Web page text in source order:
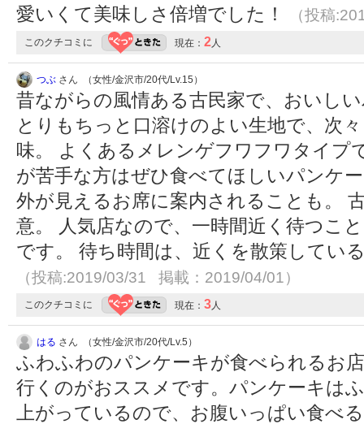
愛いくて美味しさ倍増でした！
（投稿
このクチコミに 現在： 2人
つぶ さん （女性/金沢市/20代/Lv.15）
昔ながらの風情ある古民家で、おいし
とりもちっと口溶けのよい生地で、次
味。 よくあるメレンゲフワフワタイプ
が苦手な方はぜひ食べてほしいパンケ
外が見えるお席に案内されることも。
意。 人気店なので、一時間近く待つこ
です。 待ち時間は、近くを散策してい
（投稿:2019/03/31 掲載：2019/04/01）
このクチコミに 現在： 3人
はる さん （女性/金沢市/20代/Lv.5）
ふわふわのパンケーキが食べられるお
行くのがおススメです。パンケーキは
上がっているので、お腹いっぱい食べ